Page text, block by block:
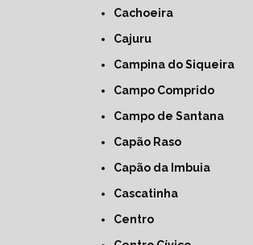
Cachoeira
Cajuru
Campina do Siqueira
Campo Comprido
Campo de Santana
Capão Raso
Capão da Imbuia
Cascatinha
Centro